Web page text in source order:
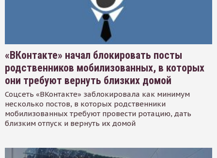
«ВКонтакте» начал блокировать посты
родственников мобилизованных, в которых
они требуют вернуть близких домой
Соцсеть «ВКонтакте» заблокировала как минимум
несколько постов, в которых родственники
мобилизованных требуют провести ротацию, дать
близким отпуск и вернуть их домой